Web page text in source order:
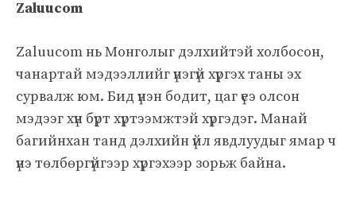
Zaluucom
Zaluucom нь Монголыг дэлхийтэй холбосон,
чанартай мэдээллийг үнэгүй хүргэх таны эх
сурвалж юм. Бид үнэн бодит, цаг үеэ олсон
мэдээг хүн бүрт хүртээмжтэй хүргэдэг. Манай
багийнхан танд дэлхийн үйл явдлуудыг ямар ч
үнэ төлбөргүйгээр хүргэхээр зорьж байна.